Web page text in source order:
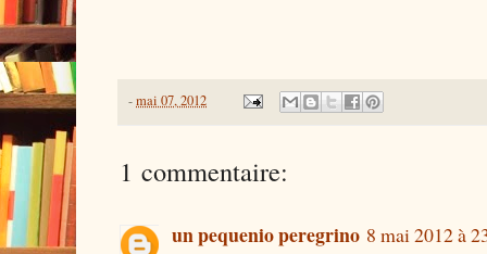
-mai 07, 2012
1 commentaire:
un pequenio peregrino 8 mai 2012 à